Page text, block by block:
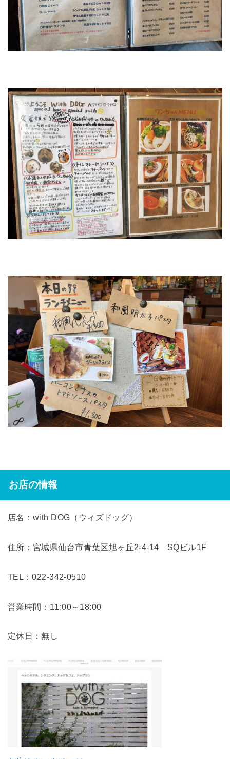
お店の情報
店名：with DOG（ウィズドッグ）
住所：宮城県仙台市青葉区旭ヶ丘2-4-14 SQビル1F
TEL：022-342-0510
営業時間：11:00～18:00
定休日：無し